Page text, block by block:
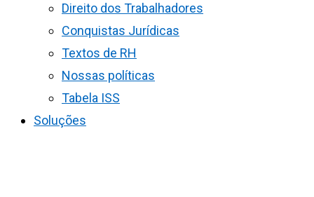
Direito dos Trabalhadores
Conquistas Jurídicas
Textos de RH
Nossas políticas
Tabela ISS
Soluções